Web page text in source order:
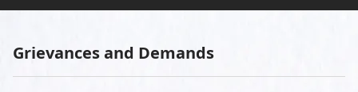
Grievances and Demands